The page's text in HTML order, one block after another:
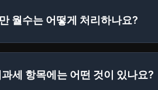
월수는 어떻게 처리하나요?
세 항목에는 어떤 것이 있나요?